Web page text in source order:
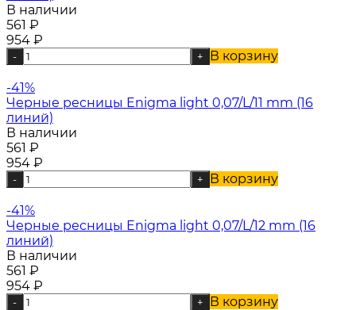
В наличии
561 ₽
954 ₽
- + В корзину
-41%
Черные ресницы Enigma light 0,07/L/11 mm (16
линий)
В наличии
561 ₽
954 ₽
- + В корзину
-41%
Черные ресницы Enigma light 0,07/L/12 mm (16
линий)
В наличии
561 ₽
954 ₽
- + В корзину